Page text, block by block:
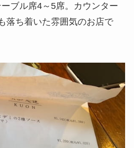
ブル席4～5席。カウンター
落ち着いた雰囲気のお店で